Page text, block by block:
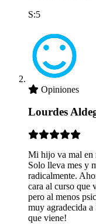
S:5
Opiniones
Lourdes
Mi hijo va mal en
Solo lleva mes y
radicalmente.
cara al curso que
pero al menos
muy agradecida a
que viene!